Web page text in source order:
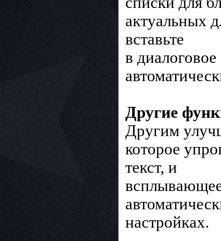
актуальных
вставьте
в
Другие
Другим
которое
текст, и
настройках.